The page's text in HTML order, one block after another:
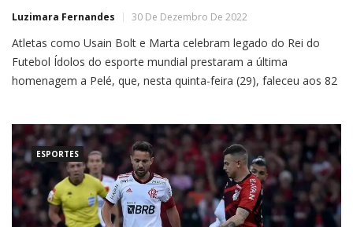
Luzimara Fernandes 30 De Dezembro De 2022
Atletas como Usain Bolt e Marta celebram legado do Rei do
Futebol Ídolos do esporte mundial prestaram a última
homenagem a Pelé, que, nesta quinta-feira (29), faleceu aos 82
rápido da história do atletismo, publicou uma mensagem […]
ESPORTES